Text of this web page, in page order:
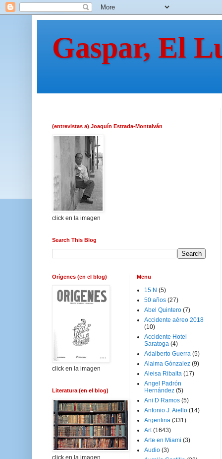
Gaspar, El
(entrevistas a) Joaquín Estrada-Montalván
click en la imagen
Search This Blog
Orígenes (en el blog)
click en la imagen
Literatura (en el blog)
click en la imagen
Menu
15 N (5)
50 años (27)
Abel Quintero (7)
Accidente aéreo 2018
(10)
Accidente Hotel
Saratoga (4)
Adalberto Guerra (5)
Alaima Gónzalez (9)
Aleisa Ribalta (17)
Angel Padrón
Hernández (5)
Ani D Ramos (5)
Antonio J. Aiello (14)
Argentina (331)
Art (1643)
Arte en Miami (3)
Audio (3)